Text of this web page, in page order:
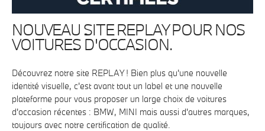
NOUVEAU SITE REPLAY POUR NOS
VOITURES D'OCCASION.
Découvrez notre site REPLAY ! Bien plus qu'une nouvelle
identité visuelle, c'est avant tout un label et une nouvelle
plateforme pour vous proposer un large choix de voitures
d'occasion récentes : BMW, MINI mais aussi d'autres marques,
toujours avec notre certification de qualité.